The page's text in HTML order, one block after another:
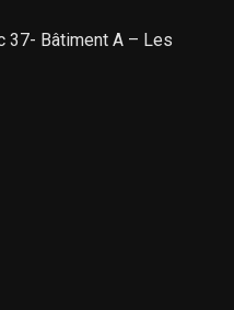
37- Bâtiment A – Les